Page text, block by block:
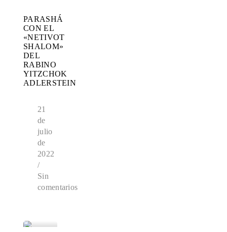
PARASHÁ
CON EL
«NETIVOT
SHALOM»
DEL
RABINO
YITZCHOK
ADLERSTEIN
21
de
julio
de
2022
/
Sin
comentarios